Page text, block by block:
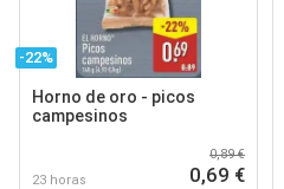
-22%
Horno de oro - picos
campesinos
23 horas
0,89 €
0,69 €